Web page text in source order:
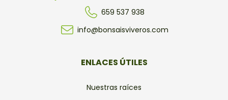
659 537 938
info@bonsaisviveros.com
ENLACES ÚTILES
Nuestras raíces